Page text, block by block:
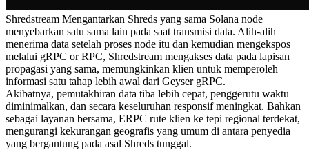
Shredstream Mengantarkan Shreds yang sama Solana node
menyebarkan satu sama lain pada saat transmisi data. Alih-alih
menerima data setelah proses node itu dan kemudian mengekspos
melalui gRPC or RPC, Shredstream mengakses data pada lapisan
propagasi yang sama, memungkinkan klien untuk memperoleh
informasi satu tahap lebih awal dari Geyser gRPC.
Akibatnya, pemutakhiran data tiba lebih cepat, penggerutu waktu
diminimalkan, dan secara keseluruhan responsif meningkat. Bahkan
sebagai layanan bersama, ERPC rute klien ke tepi regional terdekat,
mengurangi kekurangan geografis yang umum di antara penyedia
yang bergantung pada asal Shreds tunggal.